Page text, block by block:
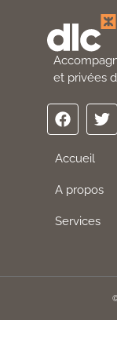
et privées
Accueil
A propos
Services